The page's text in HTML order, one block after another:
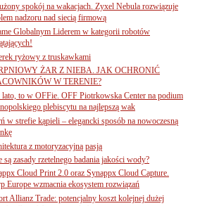
spokój na wakacjach. Zyxel Nebula rozwiązuje
nadzoru nad siecią firmową
Globalnym Liderem w kategorii robotów
ryżowy z truskawkami
ŻAR Z NIEBA. JAK OCHRONIĆ
W TERENIE?
lato, to w OFFie. OFF Piotrkowska Center na podium
plebiscytu na najlepszą wak
w strefie kąpieli – elegancki sposób na nowoczesną
z motoryzacyjną pasją
są zasady rzetelnego badania jakości wody?
Cloud Print 2.0 oraz Synappx Cloud Capture.
Europe wzmacnia ekosystem rozwiązań
Allianz Trade: potencjalny koszt kolejnej dużej